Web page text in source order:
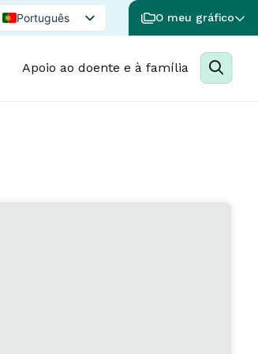
Português
Spanish
O meu gráfico
Apoio ao doente e à família